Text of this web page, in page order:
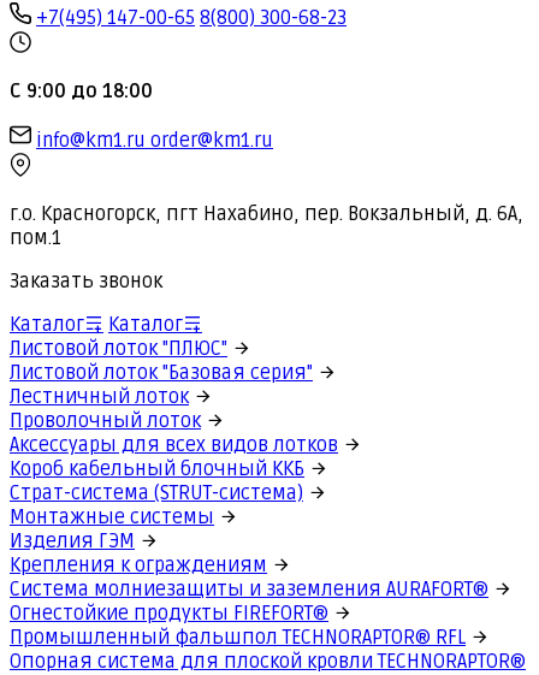
+7(495) 147-00-65 8(800) 300-68-23
С 9:00 до 18:00
info@km1.ru order@km1.ru
г.о. Красногорск, пгт Нахабино, пер. Вокзальный, д. 6А,
пом.1
Заказать звонок
Каталог
Каталог
Листовой лоток "ПЛЮС"
Листовой лоток "Базовая серия"
Лестничный лоток
Проволочный лоток
Аксессуары для всех видов лотков
Короб кабельный блочный ККБ
Страт-система (STRUT-система)
Монтажные системы
Изделия ГЭМ
Крепления к ограждениям
Система молниезащиты и заземления AURAFORT®
Огнестойкие продукты FIREFORT®
Промышленный фальшпол TECHNORAPTOR® RFL
Опорная система для плоской кровли TECHNORAPTOR®